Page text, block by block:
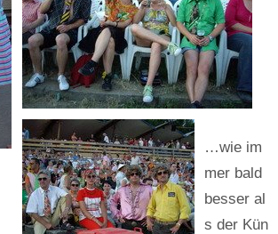
…wie im
mer bald
besser al
s der Kün